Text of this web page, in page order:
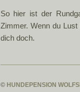
So hier ist der
Zimmer. Wenn du
dich doch.
© HUNDEPENSION